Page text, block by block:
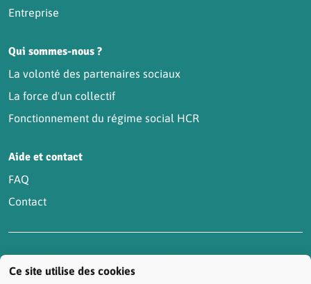
Ce site utilise des cookies
Entreprise
Qui sommes-nous ?
La volonté des partenaires sociaux
La force d'un collectif
Fonctionnement du régime social HCR
Aide et contact
FAQ
Contact
Accessibilité : partiellement conformeActualités